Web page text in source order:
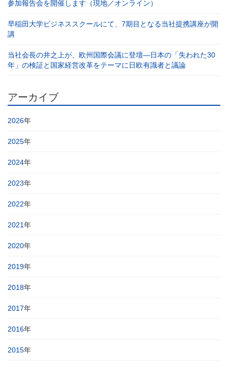
参加報告会を開催します（現地／オンライン）
早稲田大学ビジネススクールにて、7期目となる当社提携講座が開
講
当社会長の井之上が、欧州国際会議に登壇―日本の「失われた30
年」の検証と国家経営改革をテーマに日欧有識者と議論
アーカイブ
2026年
2025年
2024年
2023年
2022年
2021年
2020年
2019年
2018年
2017年
2016年
2015年